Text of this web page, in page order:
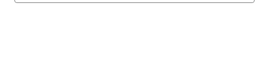
des communications d’HOORTRADE